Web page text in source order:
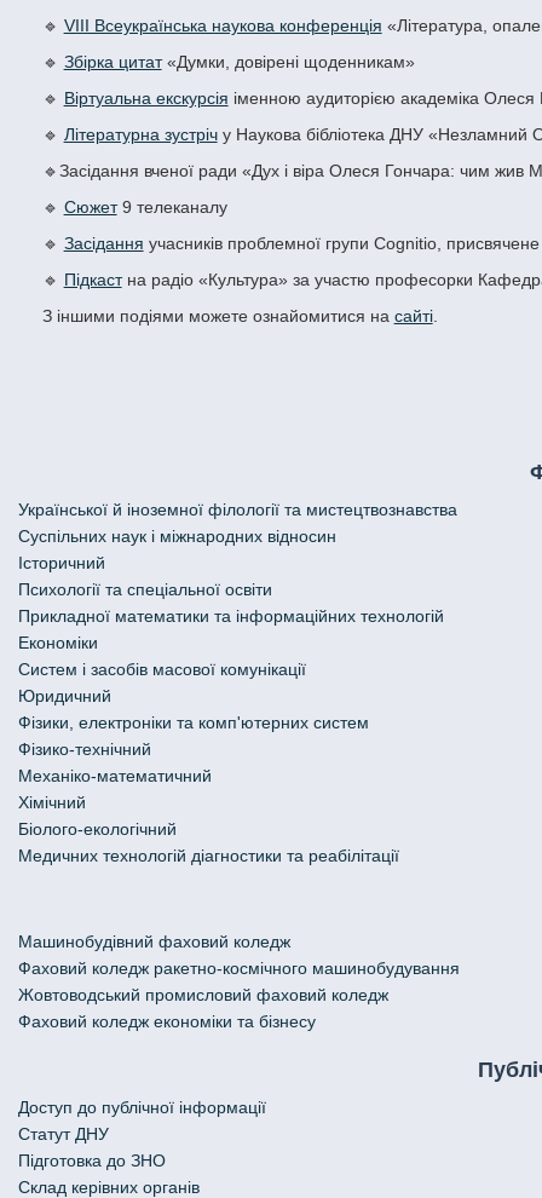
VIІІ Всеукраїнська наукова конференція «Література,
Збірка цитат«Думки, довірені щоденникам»
Віртуальна екскурсія іменною аудиторією академіка Олеся
Літературна зустрічу Наукова бібліотека ДНУ «Незламний
🔹Засідання вченої ради «Дух і віра Олеся Гончара: чим
Сюжет9 телеканалу
Засідання учасників проблемної групи Cognitio,
Підкастна радіо «Культура» за участю професорки
З іншими подіями можете ознайомитися на сайті.
Української й іноземної філології та мистецтвознавства
Cуспільних наук і міжнародних відносин
Історичний
Психології та спеціальної освіти
Прикладної математики та інформаційних технологій
Економіки
Систем і засобів масової комунікації
Юридичний
Фізики, електроніки та комп'ютерних систем
Фізико-технічний
Механіко-математичний
Хімічний
Біолого-екологічний
Медичних технологій діагностики та реабілітації
Машинобудівний фаховий коледж
Фаховий коледж ракетно-космічного машинобудування
Жовтоводський промисловий фаховий коледж
Фаховий коледж економіки та бізнесу
Доступ до публічної інформації
Статут ДНУ
Підготовка до ЗНО
Склад керівних органів